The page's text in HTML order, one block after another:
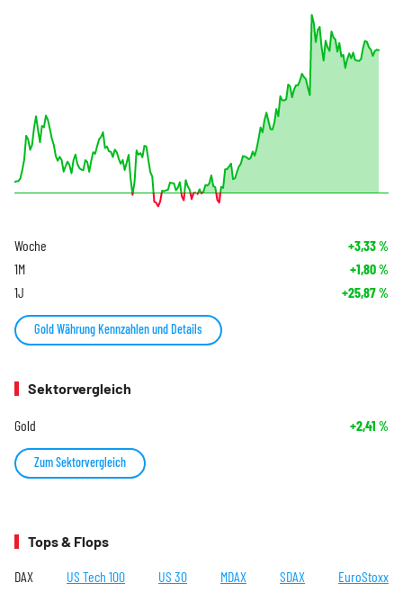
Woche +3,33%
1M +1,80%
1J +25,87%
Gold Währung Kennzahlen und Details
Sektorvergleich
Gold +2,41 %
Zum Sektorvergleich
Tops & Flops
DAX US Tech 100 US 30 MDAX SDAX EuroStoxx